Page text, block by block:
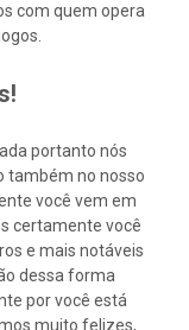
com quem opera
portanto nós
também no nosso
você vem em
certamente você
e mais notáveis
dessa forma
por você está
muito felizes,